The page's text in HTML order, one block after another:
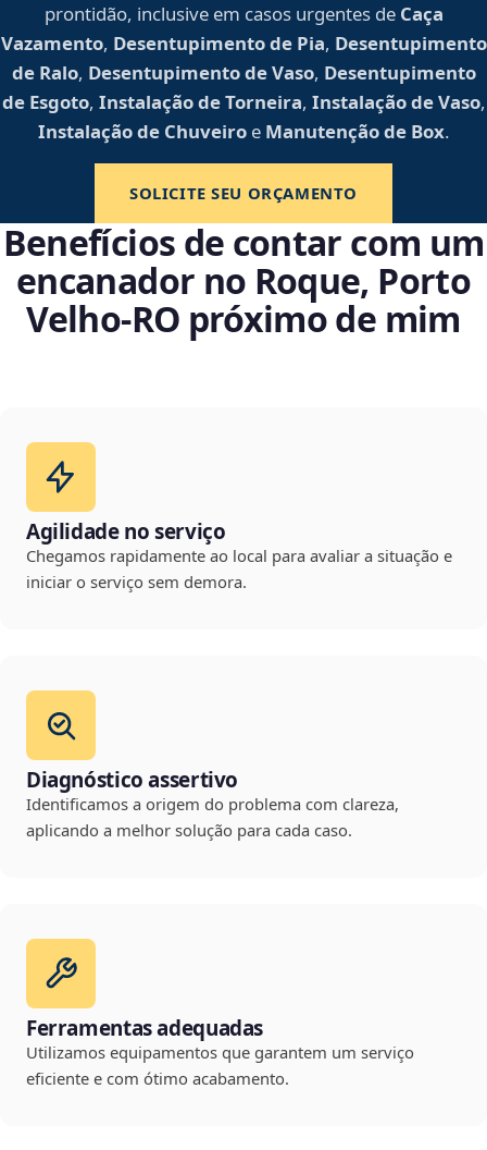
prontidão, inclusive em casos urgentes de Caça
Vazamento, Desentupimento de Pia, Desentupimento
de Ralo, Desentupimento de Vaso, Desentupimento
de Esgoto, Instalação de Torneira, Instalação de Vaso,
Instalação de Chuveiroe Manutenção de Box.
SOLICITE SEU ORÇAMENTO
Benefícios de contar com um
encanador no Roque, Porto
Velho‑RO próximo de mim
Agilidade no serviço
Chegamos rapidamente ao local para avaliar a situação e
iniciar o serviço sem demora.
Diagnóstico assertivo
Identificamos a origem do problema com clareza,
aplicando a melhor solução para cada caso.
Ferramentas adequadas
Utilizamos equipamentos que garantem um serviço
eficiente e com ótimo acabamento.